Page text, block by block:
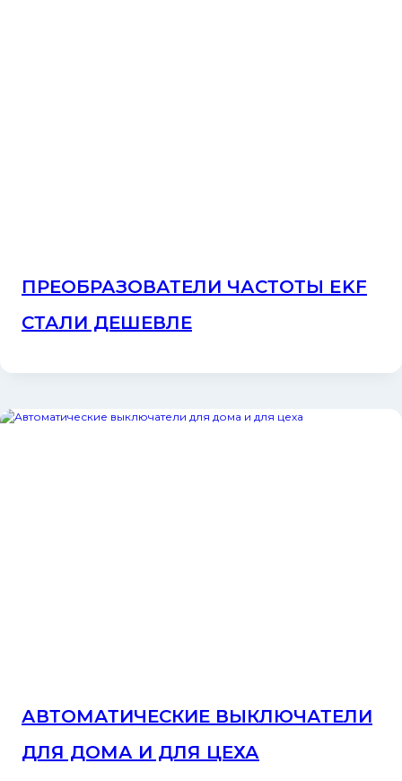
ПРЕОБРАЗОВАТЕЛИ ЧАСТОТЫ EKF
СТАЛИ ДЕШЕВЛЕ
АВТОМАТИЧЕСКИЕ ВЫКЛЮЧАТЕЛИ
ДЛЯ ДОМА И ДЛЯ ЦЕХА